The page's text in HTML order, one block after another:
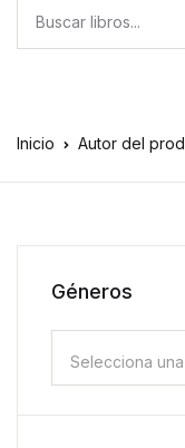
Inicio Autor del
Géneros
Selecciona